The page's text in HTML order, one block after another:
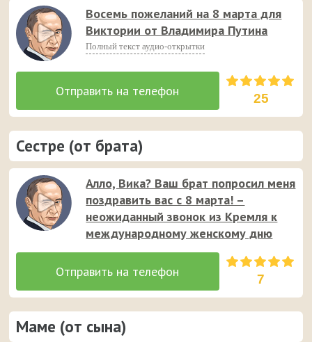
Восемь пожеланий на 8 марта для
Виктории от Владимира Путина
Полный текст аудио-открытки
25
Сестре (от брата)
Алло, Вика? Ваш брат попросил меня
поздравить вас с 8 марта! –
неожиданный звонок из Кремля к
международному женскому дню
7
Маме (от сына)